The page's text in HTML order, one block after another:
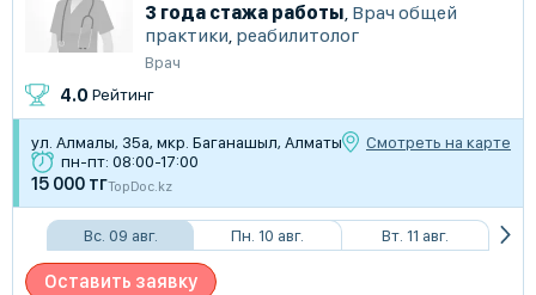
3 года стажа работы, Врач общей
практики, реабилитолог
Врач
4.0 Рейтинг
ул. Алмалы, 35а, мкр. Баганашыл, Алматы
Смотреть на карте
пн-пт: 08:00-17:00
15 000 тгTopDoc.kz
Вс. 09 авг. Пн. 10 авг. Вт. 11 авг.
Оставить заявку